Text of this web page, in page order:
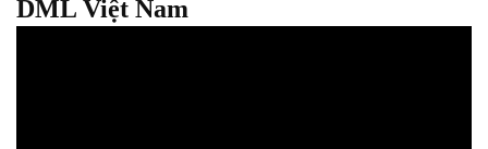
DML Việt Nam